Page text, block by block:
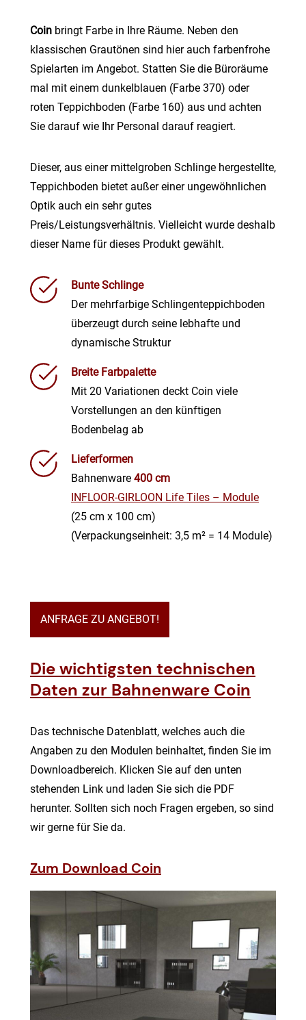
Coin bringt Farbe in Ihre Räume. Neben den
klassischen Grautönen sind hier auch farbenfrohe
Spielarten im Angebot. Statten Sie die Büroräume
mal mit einem dunkelblauen (Farbe 370) oder
roten Teppichboden (Farbe 160) aus und achten
Sie darauf wie Ihr Personal darauf reagiert.
Dieser, aus einer mittelgroben Schlinge hergestellte,
Teppichboden bietet außer einer ungewöhnlichen
Optik auch ein sehr gutes
Preis/Leistungsverhältnis. Vielleicht wurde deshalb
dieser Name für dieses Produkt gewählt.
Bunte Schlinge
Der mehrfarbige Schlingenteppichboden
überzeugt durch seine lebhafte und
dynamische Struktur
Breite Farbpalette
Mit 20 Variationen deckt Coin viele
Vorstellungen an den künftigen
Bodenbelag ab
Lieferformen
Bahnenware 400 cm
INFLOOR-GIRLOON Life Tiles – Module
(25 cm x 100 cm)
(Verpackungseinheit: 3,5 m² = 14 Module)
ANFRAGE ZU ANGEBOT!
Die wichtigsten technischen
Daten zur Bahnenware Coin
Das technische Datenblatt, welches auch die
Angaben zu den Modulen beinhaltet, finden Sie im
Downloadbereich. Klicken Sie auf den unten
stehenden Link und laden Sie sich die PDF
herunter. Sollten sich noch Fragen ergeben, so sind
wir gerne für Sie da.
Zum Download Coin